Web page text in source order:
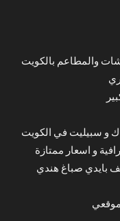
والمطاعم بالكويت
و سبيليت في الكويت
و اسعار ممتازة
بايدي صباغ هندي